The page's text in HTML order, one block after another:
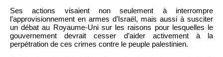
Ses actions visaient non seulement à interrompre
l’approvisionnement en armes d’Israël, mais aussi à susciter
un débat au Royaume-Uni sur les raisons pour lesquelles le
gouvernement devrait cesser d’aider activement à la
perpétration de ces crimes contre le peuple palestinien.